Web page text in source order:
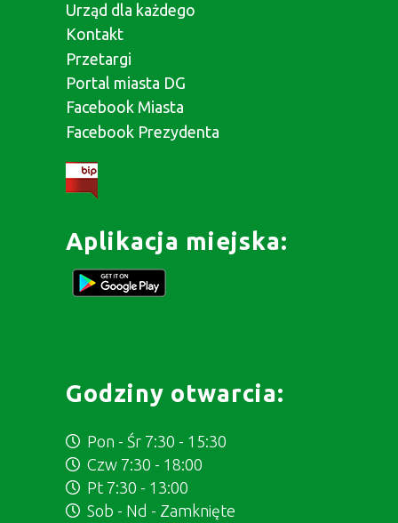
Urząd dla każdego
Kontakt
Przetargi
Portal miasta DG
Facebook Miasta
Facebook Prezydenta
Aplikacja miejska:
Godziny otwarcia:
Pon - Śr 7:30 - 15:30
Czw 7:30 - 18:00
Pt 7:30 - 13:00
Sob - Nd - Zamknięte